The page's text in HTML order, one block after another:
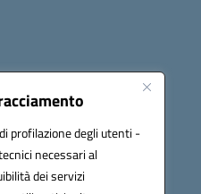
profilazione degli utenti -
necessari al
dei servizi